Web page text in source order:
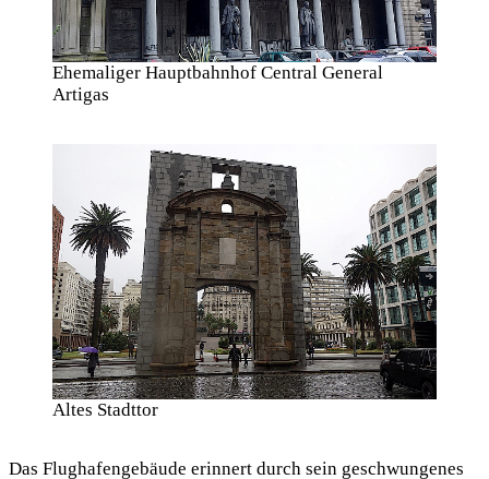
Ehemaliger Hauptbahnhof Central General
Artigas
Altes Stadttor
Das Flughafengebäude erinnert durch sein geschwungenes